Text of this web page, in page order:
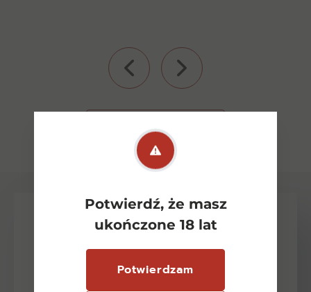
Potwierdź, że masz
ukończone 18 lat
Potwierdzam
Zobacz wszystkie